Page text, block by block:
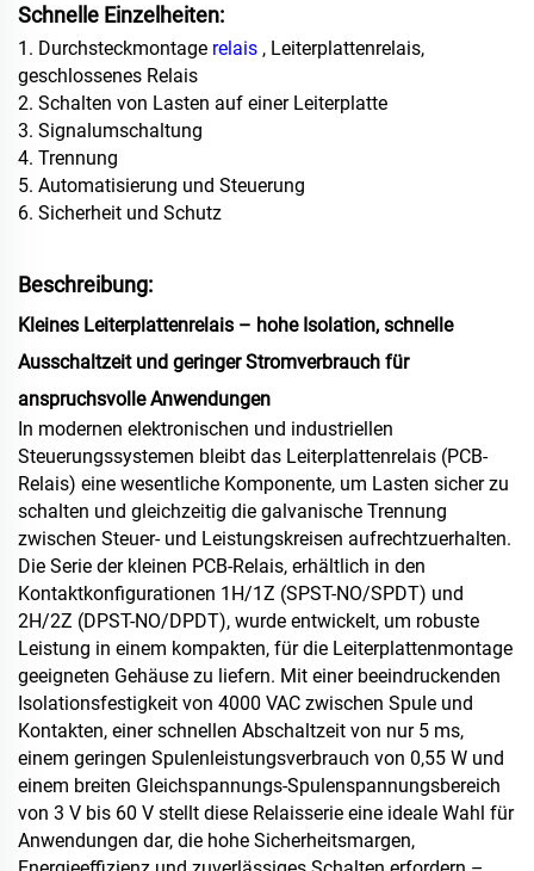
Schnelle Einzelheiten:
1. Durchsteckmontage relais , Leiterplattenrelais,
geschlossenes Relais
2. Schalten von Lasten auf einer Leiterplatte
3. Signalumschaltung
4. Trennung
5. Automatisierung und Steuerung
6. Sicherheit und Schutz
Beschreibung:
Kleines Leiterplattenrelais – hohe Isolation, schnelle
Ausschaltzeit und geringer Stromverbrauch für
anspruchsvolle Anwendungen
In modernen elektronischen und industriellen
Steuerungssystemen bleibt das Leiterplattenrelais (PCB-
Relais) eine wesentliche Komponente, um Lasten sicher zu
schalten und gleichzeitig die galvanische Trennung
zwischen Steuer- und Leistungskreisen aufrechtzuerhalten.
Die Serie der kleinen PCB-Relais, erhältlich in den
Kontaktkonfigurationen 1H/1Z (SPST-NO/SPDT) und
2H/2Z (DPST-NO/DPDT), wurde entwickelt, um robuste
Leistung in einem kompakten, für die Leiterplattenmontage
geeigneten Gehäuse zu liefern. Mit einer beeindruckenden
Isolationsfestigkeit von 4000 VAC zwischen Spule und
Kontakten, einer schnellen Abschaltzeit von nur 5 ms,
einem geringen Spulenleistungsverbrauch von 0,55 W und
einem breiten Gleichspannungs-Spulenspannungsbereich
von 3 V bis 60 V stellt diese Relaisserie eine ideale Wahl für
Anwendungen dar, die hohe Sicherheitsmargen,